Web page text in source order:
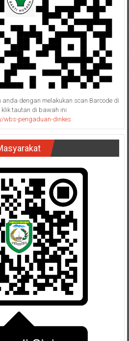
dengan melakukan scan Barcode di
tautan di bawah ini
wbs-pengaduan-dinkes